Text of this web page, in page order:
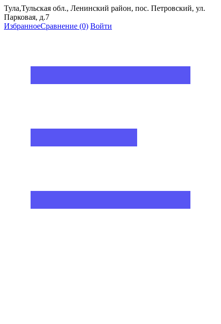
Тула,Тульская обл., Ленинский район, пос. Петровский, ул.
Парковая, д.7
ИзбранноеСравнение (0) Войти